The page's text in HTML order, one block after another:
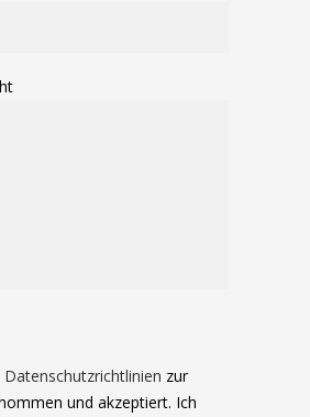
Datenschutzrichtlinien zur
und akzeptiert. Ich